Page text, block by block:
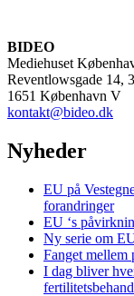
BIDEO
Mediehuset
Reventlowsgade 14, 3
1651 København V
kontakt@bideo.dk
Nyheder
EU på
forandringer
EU ‘s
Ny serie om
Fanget mellem
I dag bliver